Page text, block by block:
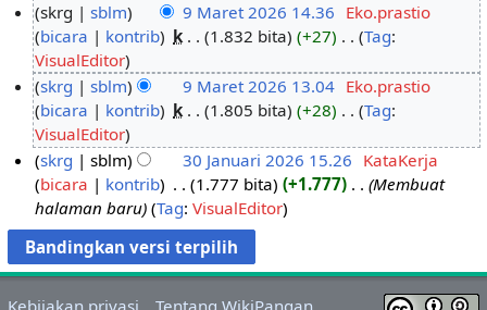
a
6
skrg sblm 9 Maret 2026 14.36 Eko.prastio
bicara
kontrib k 1.832 bita +27
T
i
d
a
k
a
d
a
r
i
n
Tag:
VisualEditor
skrg
sblm 9 Maret 2026 13.04 Eko.prastio
bicara
kontrib k 1.805 bita +28
T
i
d
a
k
a
d
a
Tag:
VisualEditor
J
a
skrg sblm 30 Januari 2026 15.26 KataKerja
bicara
kontrib 1.777 bita +1.777
Membuat
halaman baru
Tag:VisualEditor